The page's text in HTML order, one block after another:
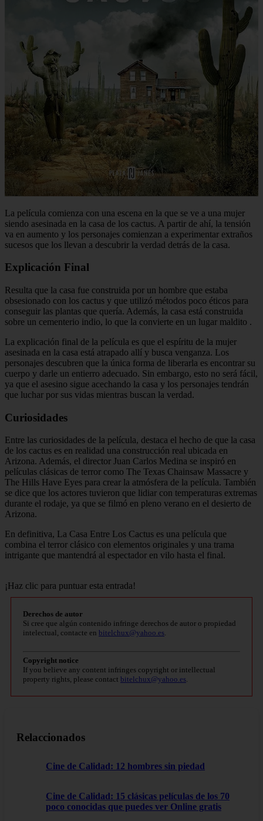
La película comienza con una escena en la que se ve a una mujer
siendo asesinada en la casa de los cactus. A partir de ahí, la tensión
va en aumento y los personajes comienzan a experimentar extraños
sucesos que los llevan a descubrir la verdad detrás de la casa.
Explicación Final
Resulta que la casa fue construida por un hombre que estaba
obsesionado con los cactus y que utilizó métodos poco éticos para
conseguir las plantas que quería. Además, la casa está construida
sobre un cementerio indio, lo que la convierte en un lugar maldito .
La explicación final de la película es que el espíritu de la mujer
asesinada en la casa está atrapado allí y busca venganza. Los
personajes descubren que la única forma de liberarla es encontrar su
cuerpo y darle un entierro adecuado. Sin embargo, esto no será fácil,
ya que el asesino sigue acechando la casa y los personajes tendrán
que luchar por sus vidas mientras buscan la verdad.
Curiosidades
Entre las curiosidades de la película, destaca el hecho de que la casa
de los cactus es en realidad una construcción real ubicada en
Arizona. Además, el director Juan Carlos Medina se inspiró en
películas clásicas de terror como The Texas Chainsaw Massacre y
The Hills Have Eyes para crear la atmósfera de la película. También
se dice que los actores tuvieron que lidiar con temperaturas extremas
durante el rodaje, ya que se filmó en pleno verano en el desierto de
Arizona.
En definitiva, La Casa Entre Los Cactus es una película que
combina el terror clásico con elementos originales y una trama
intrigante que mantendrá al espectador en vilo hasta el final.
¡Haz clic para puntuar esta entrada!
Derechos de autor
Si cree que algún contenido infringe derechos de autor o propiedad
intelectual, contacte en bitelchux@yahoo.es.
Copyright notice
If you believe any content infringes copyright or intellectual
property rights, please contact bitelchux@yahoo.es.
Relaccionados
Cine de Calidad: 12 hombres sin piedad
Cine de Calidad: 15 clásicas películas de los 70
poco conocidas que puedes ver Online gratis